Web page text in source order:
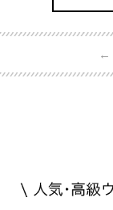
←